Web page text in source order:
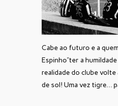
Cabe ao futuro e a
Espinho”ter a
realidade do clube volte
de sol! Uma vez tigre…